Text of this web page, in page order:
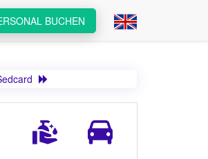
BUCHEN